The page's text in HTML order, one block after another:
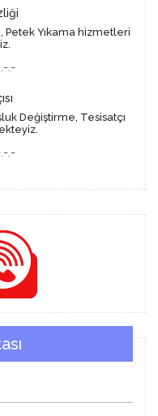
Yıkama hizmetleri
.-
Değiştirme, Tesisatçı
.-